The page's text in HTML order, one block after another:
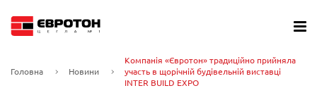
Головна Новини
Компанія «Євротон» традиційно прийняла
участь в щорічній будівельній виставці
INTER BUILD EXPO